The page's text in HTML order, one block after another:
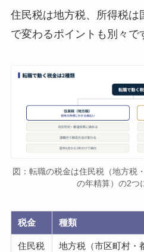
住民税は地方税、所得税は
で変わるポイントも別々で
図：転職の税金は住民税（地方税
の年精算）の2つ
税金 種類
住民税 地方税（市区町村・